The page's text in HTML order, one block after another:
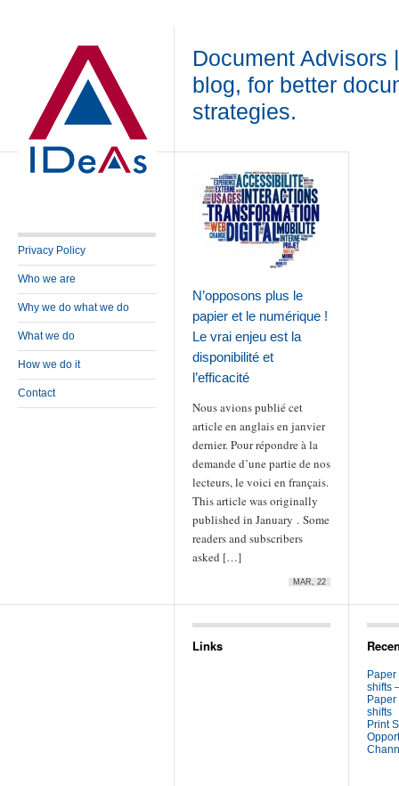
Document Advisors
blog, for better
strategies.
Privacy Policy
Who we are
Why we do what we do
What we do
How we do it
Contact
N’opposons plus le
papier et le numérique !
Le vrai enjeu est la
disponibilité et
l’efficacité
Nous avions publié cet
article en anglais en janvier
dernier. Pour répondre à la
demande d’une partie de nos
lecteurs, le voici en français.
This article was originally
published in January . Some
readers and subscribers
asked […]
MAR, 22
Links
shifts
shifts
Print